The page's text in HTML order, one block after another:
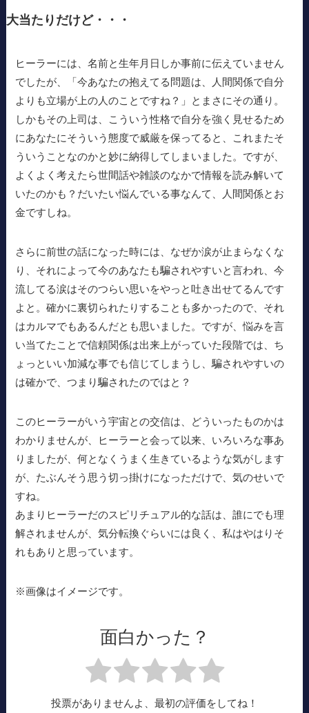
大当たりだけど・・・
ヒーラーには、名前と生年月日しか事前に伝えていません
でしたが、「今あなたの抱えてる問題は、人間関係で自分
よりも立場が上の人のことですね？」とまさにその通り。
しかもその上司は、こういう性格で自分を強く見せるため
にあなたにそういう態度で威厳を保ってると、これまたそ
ういうことなのかと妙に納得してしまいました。ですが、
よくよく考えたら世間話や雑談のなかで情報を読み解いて
いたのかも？だいたい悩んでいる事なんて、人間関係とお
金ですしね。
さらに前世の話になった時には、なぜか涙が止まらなくな
り、それによって今のあなたも騙されやすいと言われ、今
流してる涙はそのつらい思いをやっと吐き出せてるんです
よと。確かに裏切られたりすることも多かったので、それ
はカルマでもあるんだとも思いました。ですが、悩みを言
い当てたことで信頼関係は出来上がっていた段階では、ち
ょっといい加減な事でも信じてしまうし、騙されやすいの
は確かで、つまり騙されたのではと？
このヒーラーがいう宇宙との交信は、どういったものかは
わかりませんが、ヒーラーと会って以来、いろいろな事あ
りましたが、何となくうまく生きているような気がします
が、たぶんそう思う切っ掛けになっただけで、気のせいで
すね。
あまりヒーラーだのスピリチュアル的な話は、誰にでも理
解されませんが、気分転換ぐらいには良く、私はやはりそ
れもありと思っています。
※画像はイメージです。
面白かった？
投票がありませんよ、最初の評価をしてね！